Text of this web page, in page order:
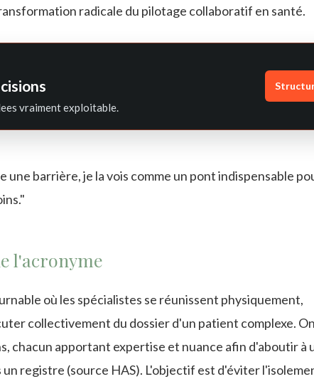
radicale du pilotage collaboratif en santé.
vraiment exploitable.
barrière, je la vois comme un pont indispensable
l'acronyme
où les spécialistes se réunissent physiquement,
collectivement du dossier d'un patient complexe.
chacun apportant expertise et nuance afin d'aboutir à
registre (source HAS). L'objectif est d'éviter